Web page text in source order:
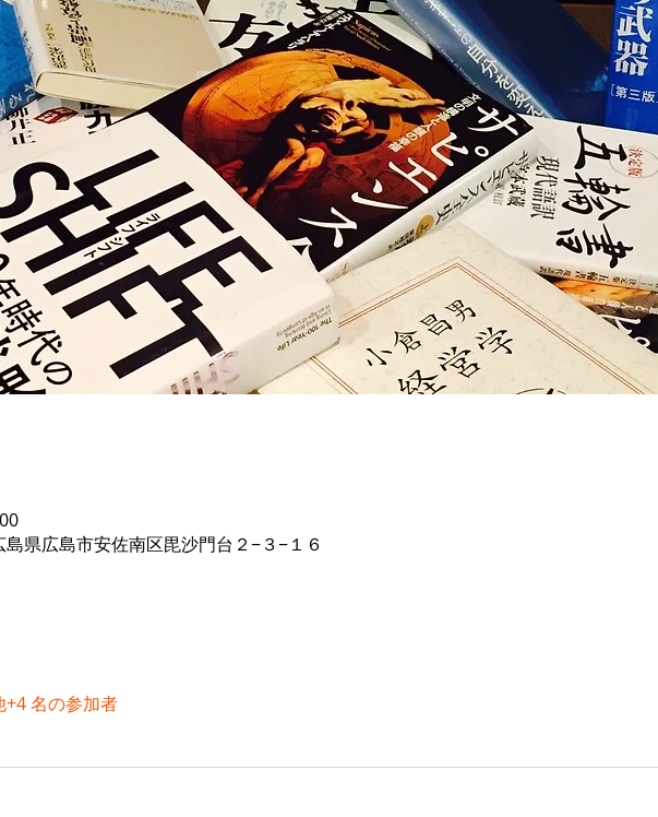
県広島市安佐南区毘沙門台２−３−１６
+4 名の参加者